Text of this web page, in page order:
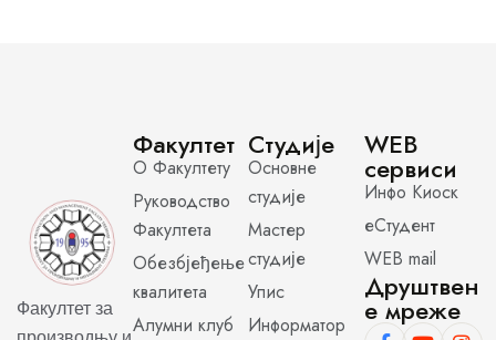
Факултет за
Факултет
О Факултету
Руководство
Факултета
Обезбјеђење
квалитета
Алумни клуб
Студије
Основне
студије
Мастер
студије
Упис
Информатор
WEB
сервиси
Инфо Киоск
еСтудент
WEB mail
Друштвен
е мреже